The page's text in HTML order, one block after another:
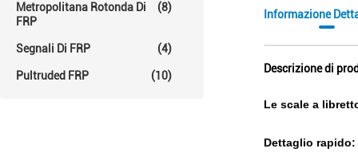
Metropolitana Rotonda Di
FRP
(8)
Segnali Di FRP (4)
Pultruded FRP (10)
Informazione
Descrizione di
Le scale a
Dettaglio rapido: